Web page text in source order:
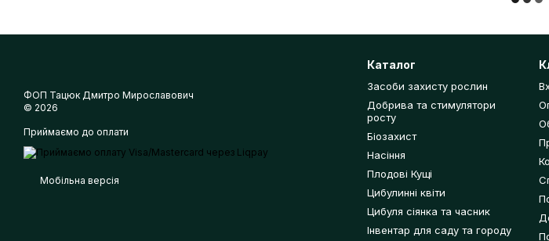
ФОП Тацюк Дмитро Мирославович
© 2026
Приймаємо до оплати
Мобільна версія
Каталог
Засоби захисту рослин
Добрива та стимулятори
росту
Біозахист
Насіння
Плодові Кущі
Цибулинні квіти
Цибуля сіянка та часник
Інвентар для саду та городу